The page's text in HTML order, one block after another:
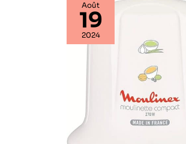
Août
19
2024